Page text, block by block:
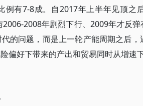
例有7-8成。自2017年上半年见顶之
2008年剧烈下行、2009年才反
的问题，而是上一轮产能周期之后
偏好下带来的产出和贸易同时从增速